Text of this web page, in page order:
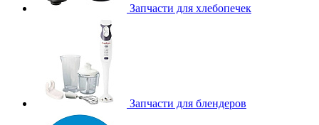
Запчасти для хлебопечек
Запчасти для блендеров